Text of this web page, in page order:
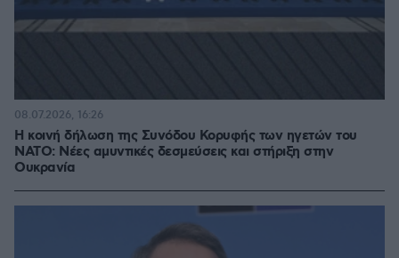
Η κοινή δήλωση της Συνόδου Κορυφής των ηγετών του
ΝΑΤΟ: Νέες αμυντικές δεσμεύσεις και στήριξη στην
Ουκρανία
08.07.2026, 16:26